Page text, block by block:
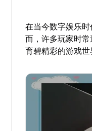
在当今数字娱乐
而，许多玩家时
育碧精彩的游戏